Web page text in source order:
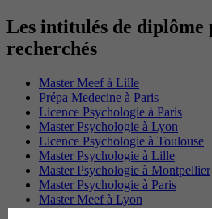
Les intitulés de diplôme
recherchés
Master Meef à Lille
Prépa Medecine à Paris
Licence Psychologie à Paris
Master Psychologie à Lyon
Licence Psychologie à Toulouse
Master Psychologie à Lille
Master Psychologie à Montpellier
Master Psychologie à Paris
Master Meef à Lyon